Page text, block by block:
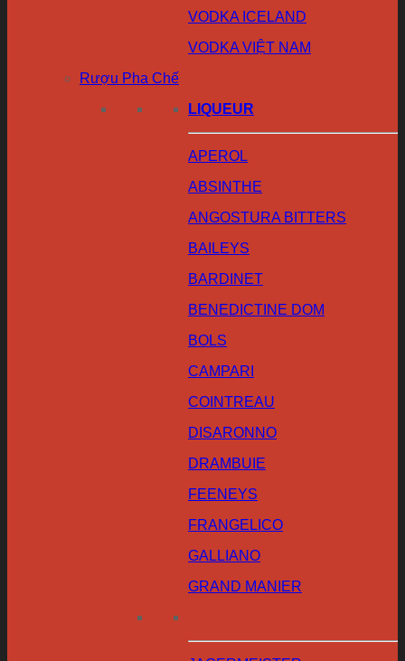
VODKA ICELAND
VODKA VIỆT NAM
Rượu Pha Chế
LIQUEUR
APEROL
ABSINTHE
ANGOSTURA BITTERS
BAILEYS
BARDINET
BENEDICTINE DOM
BOLS
CAMPARI
COINTREAU
DISARONNO
DRAMBUIE
FEENEYS
FRANGELICO
GALLIANO
GRAND MANIER